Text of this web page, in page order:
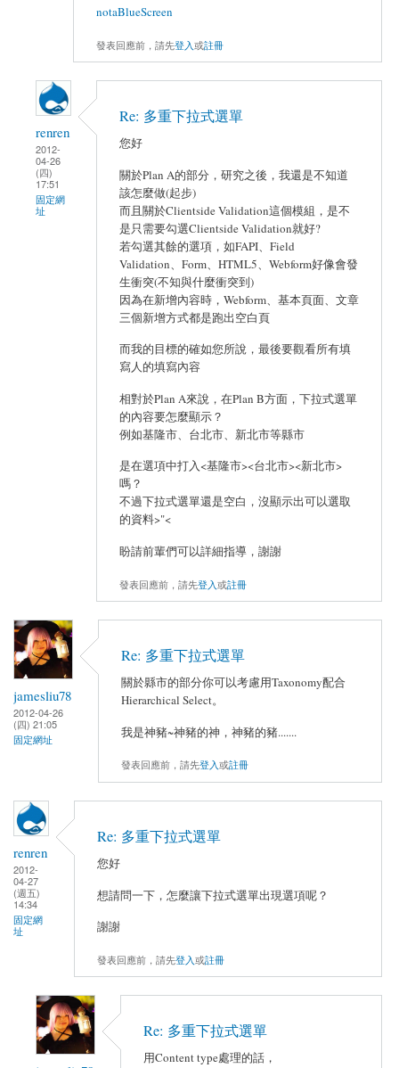
notaBlueScreen
發表回應前，請先登入或註冊
renren
2012-
04-26
(四)
17:51
固定網
址
Re: 多重下拉式選單
您好
關於Plan A的部分，研究之後，我還是不知道
該怎麼做(起步)
而且關於Clientside Validation這個模組，是不
是只需要勾選Clientside Validation就好?
若勾選其餘的選項，如FAPI、Field
Validation、Form、HTML5、Webform好像會發
生衝突(不知與什麼衝突到)
因為在新增內容時，Webform、基本頁面、文章
三個新增方式都是跑出空白頁
而我的目標的確如您所說，最後要觀看所有填
寫人的填寫內容
相對於Plan A來說，在Plan B方面，下拉式選單
的內容要怎麼顯示？
例如基隆市、台北市、新北市等縣市
是在選項中打入<基隆市><台北市><新北市>
嗎？
不過下拉式選單還是空白，沒顯示出可以選取
的資料>"<
盼請前輩們可以詳細指導，謝謝
發表回應前，請先登入或註冊
jamesliu78
2012-04-26
(四) 21:05
固定網址
Re: 多重下拉式選單
關於縣市的部分你可以考慮用Taxonomy配合
Hierarchical Select。
我是神豬~神豬的神，神豬的豬.......
發表回應前，請先登入或註冊
renren
2012-
04-27
(週五)
14:34
固定網
址
Re: 多重下拉式選單
您好
想請問一下，怎麼讓下拉式選單出現選項呢？
謝謝
發表回應前，請先登入或註冊
Re: 多重下拉式選單
用Content type處理的話，